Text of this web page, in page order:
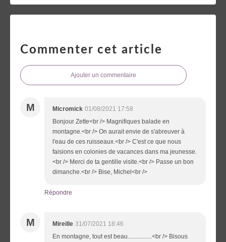
Commenter cet article
Ajouter un commentaire
M Micromick 01/08/2021 17:58
Bonjour Zette<br /> Magnifiques balade en
montagne.<br /> On aurait envie de s'abreuver à
l'eau de ces ruisseaux.<br /> C'est ce que nous
faisions en colonies de vacances dans ma jeunesse.
<br /> Merci de ta gentille visite.<br /> Passe un bon
dimanche.<br /> Bise, Michel<br />
Répondre
M Mireille 31/07/2021 18:46
En montagne, tout est beau................<br /> Bisous